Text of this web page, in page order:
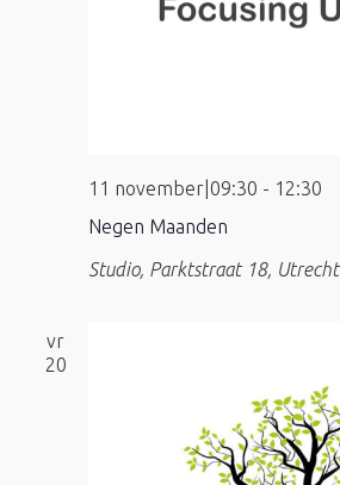
Negen Maanden
11 november|09:30 - 12:30
Studio, Parktstraat 18, Utrecht
vr
20